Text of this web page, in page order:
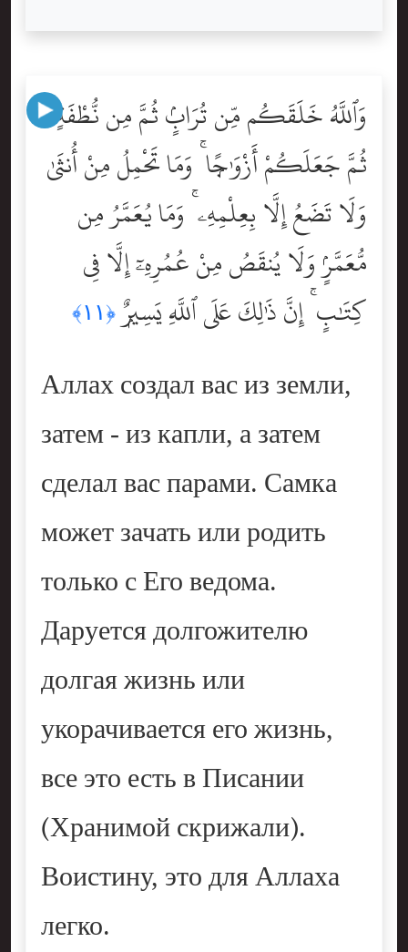
وَٱللَّهُ خَلَقَكُم مِّن تُرَابٍۢ ثُمَّ مِن نُّطْفَةٍۢ
ثُمَّ جَعَلَكُمْ أَزْوَٰجًۭا ۚ وَمَا تَحْمِلُ مِنْ أُنثَىٰ
وَلَا تَضَعُ إِلَّا بِعِلْمِهِۦ ۚ وَمَا يُعَمَّرُ مِن
مُّعَمَّرٍۢ وَلَا يُنقَصُ مِنْ عُمُرِهِۦٓ إِلَّا فِى
كِتَٰبٍ ۚ إِنَّ ذَٰلِكَ عَلَى ٱللَّهِ يَسِيرٌۭ﴿١١﴾
Аллах создал вас из земли,
затем - из капли, а затем
сделал вас парами. Самка
может зачать или родить
только с Его ведома.
Даруется долгожителю
долгая жизнь или
укорачивается его жизнь,
все это есть в Писании
(Хранимой скрижали).
Воистину, это для Аллаха
легко.